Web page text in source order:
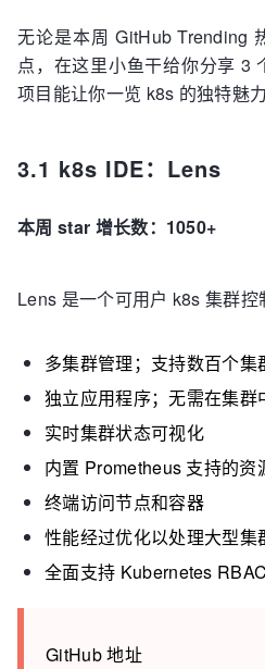
无论是本周 GitHub Trending
点，在这里小鱼干给你分享 3
项目能让你一览 k8s 的独特魅
3.1 k8s IDE：Lens
本周 star 增长数：1050+
Lens 是一个可用户 k8s 集群
多集群管理；支持数百个集
独立应用程序；无需在集群
实时集群状态可视化
内置 Prometheus 支持的
终端访问节点和容器
性能经过优化以处理大型
全面支持 Kubernetes RBAC
GitHub 地址